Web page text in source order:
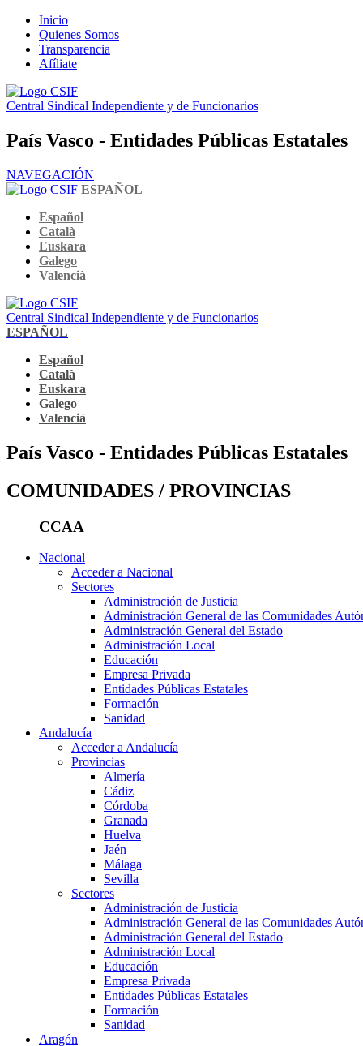
Inicio
Quienes Somos
Transparencia
Afíliate
Central Sindical Independiente y de Funcionarios
País Vasco - Entidades Públicas Estatales
NAVEGACIÓN
ESPAÑOL
Español
Català
Euskara
Galego
Valencià
Central Sindical Independiente y de Funcionarios
ESPAÑOL
Español
Català
Euskara
Galego
Valencià
País Vasco - Entidades Públicas Estatales
COMUNIDADES / PROVINCIAS
CCAA
Nacional
Acceder a Nacional
Sectores
Administración de Justicia
Administración General de las Comunidades
Administración General del Estado
Administración Local
Educación
Empresa Privada
Entidades Públicas Estatales
Formación
Sanidad
Andalucía
Acceder a Andalucía
Provincias
Almería
Cádiz
Córdoba
Granada
Huelva
Jaén
Málaga
Sevilla
Sectores
Administración de Justicia
Administración General de las Comunidades
Administración General del Estado
Administración Local
Educación
Empresa Privada
Entidades Públicas Estatales
Formación
Sanidad
Aragón